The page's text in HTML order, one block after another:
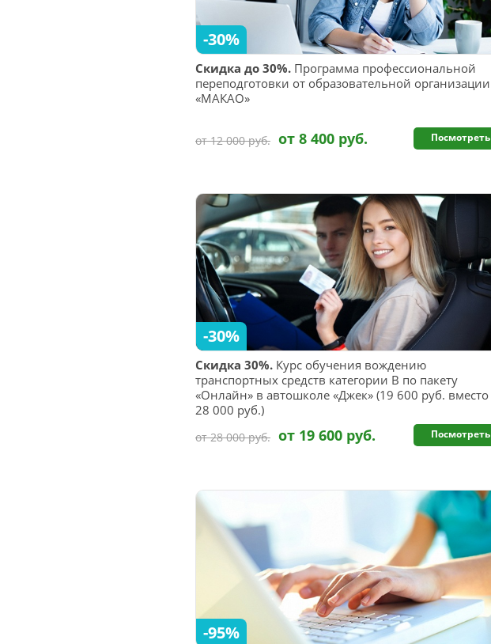
Скидка до 30%. Программа профессиональной
переподготовки от образовательной организации
«МАКАО»
-30%
от 12 000 руб. от 8 400 руб. Посмотреть
Скидка 30%. Курс обучения вождению
транспортных средств категории В по пакету
«Онлайн» в автошколе «Джек» (19 600 руб. вместо
28 000 руб.)
-30%
от 28 000 руб. от 19 600 руб. Посмотреть
-95%